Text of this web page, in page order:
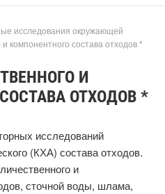
исследования окружающей
компонентного состава отходов *
И
ОТХОДОВ *
исследований
(КХА) состава отходов.
и
сточной воды, шлама,